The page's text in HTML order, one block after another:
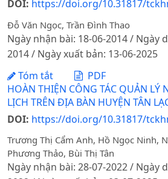
DOI: https://doi.org/10.31817/
Đỗ Văn Ngọc, Trần Đình Thao
Ngày nhận bài: 18-06-2014 / Ngày
2014 / Ngày xuất bản: 13-06-2025
Tóm tắt
PDF
HOÀN THIỆN CÔNG TÁC QUẢN LÝ
LỊCH TRÊN ĐỊA BÀN HUYỆN TÂN
DOI: https://doi.org/10.31817/
Trương Thị Cẩm Anh, Hồ Ngọc Ninh,
Phương Thảo, Bùi Thị Tân
Ngày nhận bài: 28-07-2022 / Ngày